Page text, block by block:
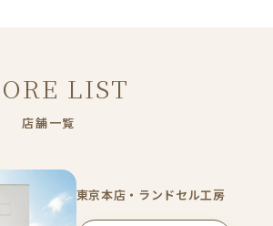
LIST
店舗一覧
東京本店・ランドセル工房